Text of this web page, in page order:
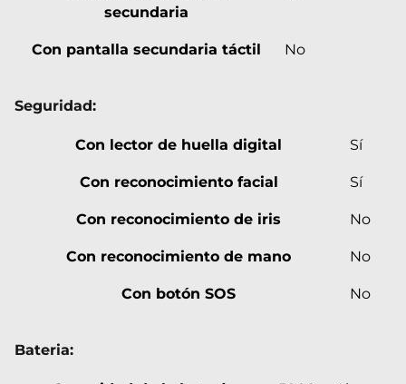
secundaria
Con pantalla secundaria táctil No
Seguridad:
Con lector de huella digital Sí
Con reconocimiento facial Sí
Con reconocimiento de iris No
Con reconocimiento de mano No
Con botón SOS No
Bateria: